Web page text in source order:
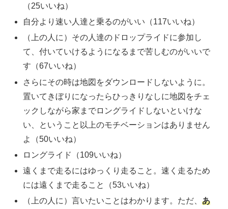
（25いいね）
自分より速い人達と乗るのがいい（117いいね）
（上の人に）その人達のドロップライドに参加し
て、付いていけるようになるまで苦しむのがいいで
す（67いいね）
さらにその時は地図をダウンロードしないように。
置いてきぼりになったらひっきりなしに地図をチェ
ックしながら家までロングライドしないといけな
い、ということ以上のモチベーションはありません
よ（50いいね）
ロングライド（109いいね）
遠くまで走るにはゆっくり走ること。速く走るため
には遠くまで走ること（53いいね）
（上の人に）言いたいことはわかります。ただ、あ